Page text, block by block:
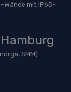
Wände mit IP65-
SMM)